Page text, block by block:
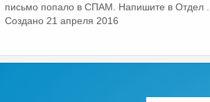
письмо попало в СПАМ. Напишите в Отдел ...
Создано 21 апреля 2016